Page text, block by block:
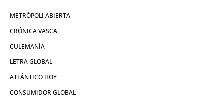
METRÓPOLI ABIERTA
CRÓNICA VASCA
CULEMANÍA
LETRA GLOBAL
ATLÁNTICO HOY
CONSUMIDOR GLOBAL